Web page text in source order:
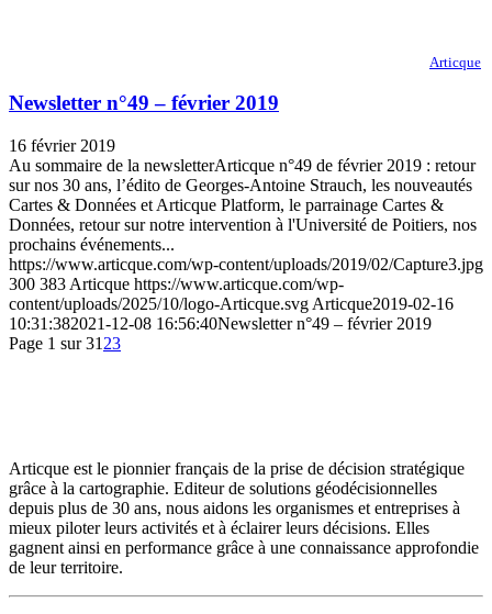
Articque
Newsletter n°49 – février 2019
16 février 2019
Au sommaire de la newsletterArticque n°49 de février 2019 : retour
sur nos 30 ans, l’édito de Georges-Antoine Strauch, les nouveautés
Cartes & Données et Articque Platform, le parrainage Cartes &
Données, retour sur notre intervention à l'Université de Poitiers, nos
prochains événements...
https://www.articque.com/wp-content/uploads/2019/02/Capture3.jpg
300 383 Articque https://www.articque.com/wp-
content/uploads/2025/10/logo-Articque.svg Articque2019-02-16
10:31:382021-12-08 16:56:40Newsletter n°49 – février 2019
Page 1 sur 31 23
Articque est le pionnier français de la prise de décision stratégique
grâce à la cartographie. Editeur de solutions géodécisionnelles
depuis plus de 30 ans, nous aidons les organismes et entreprises à
mieux piloter leurs activités et à éclairer leurs décisions. Elles
gagnent ainsi en performance grâce à une connaissance approfondie
de leur territoire.